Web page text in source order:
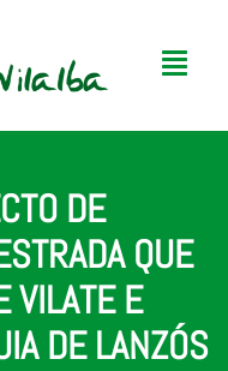
DE
QUE
VILATE E
DE LANZÓS